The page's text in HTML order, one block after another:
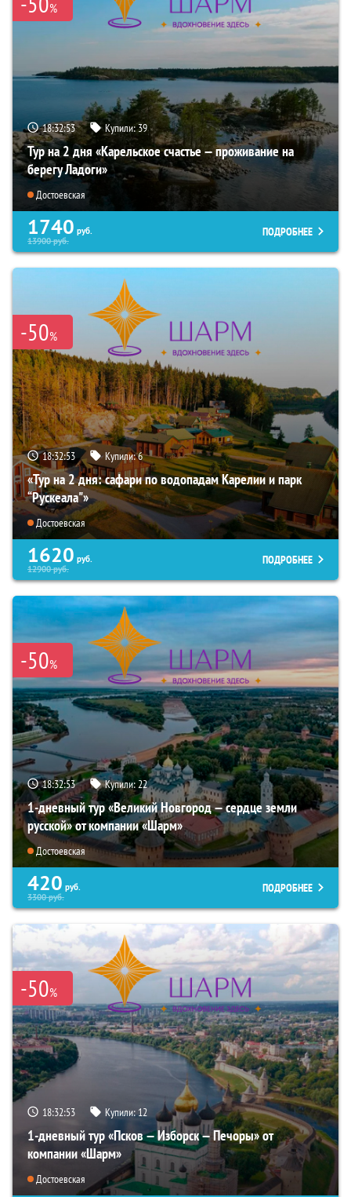
%
18:32:52 Купили:39
Тур на 2 дня «Карельское счастье — проживание на
берегу Ладоги»
Достоевская
1740 руб.
13900руб.
ПОДРОБНЕЕ
-50%
18:32:52 Купили:6
«Тур на 2 дня: сафари по водопадам Карелии и парк
“Рускеала"»
Достоевская
1620 руб.
12900руб.
ПОДРОБНЕЕ
-50%
18:32:52 Купили:22
1-дневный тур «Великий Новгород — сердце земли
русской» от компании «Шарм»
Достоевская
420 руб.
3300руб.
ПОДРОБНЕЕ
-50%
18:32:52 Купили:12
1-дневный тур «Псков — Изборск — Печоры» от
компании «Шарм»
Достоевская